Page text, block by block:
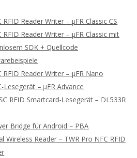
RFID Reader Writer – μFR Classic CS
RFID Reader Writer – μFR Classic mit
SDK + Quellcode
RFID Reader Writer – μFR Nano
Lesegerät – μFR Advance
RFID Smartcard-Lesegerät – DL533R
Bridge für Android – PBA
Wireless Reader – TWR Pro NFC RFID